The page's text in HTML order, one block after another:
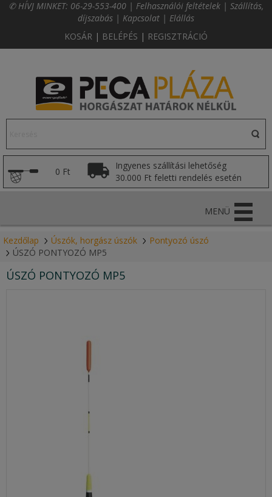
✆ HÍVJ MINKET: 06-29-553-400 | Felhasználói feltételek | Szállítás,
díjszabás | Kapcsolat | Elállás
KOSÁR | BELÉPÉS | REGISZTRÁCIÓ
0 Ft
Ingyenes szállítási lehetőség
30.000 Ft feletti rendelés esetén
MENÜ
Kezdőlap Úszók, horgász úszók
Pontyozó úszó
ÚSZÓ PONTYOZÓ MP5
ÚSZÓ PONTYOZÓ MP5